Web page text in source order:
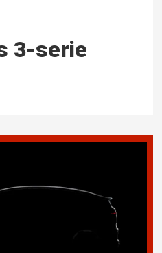
3-serie